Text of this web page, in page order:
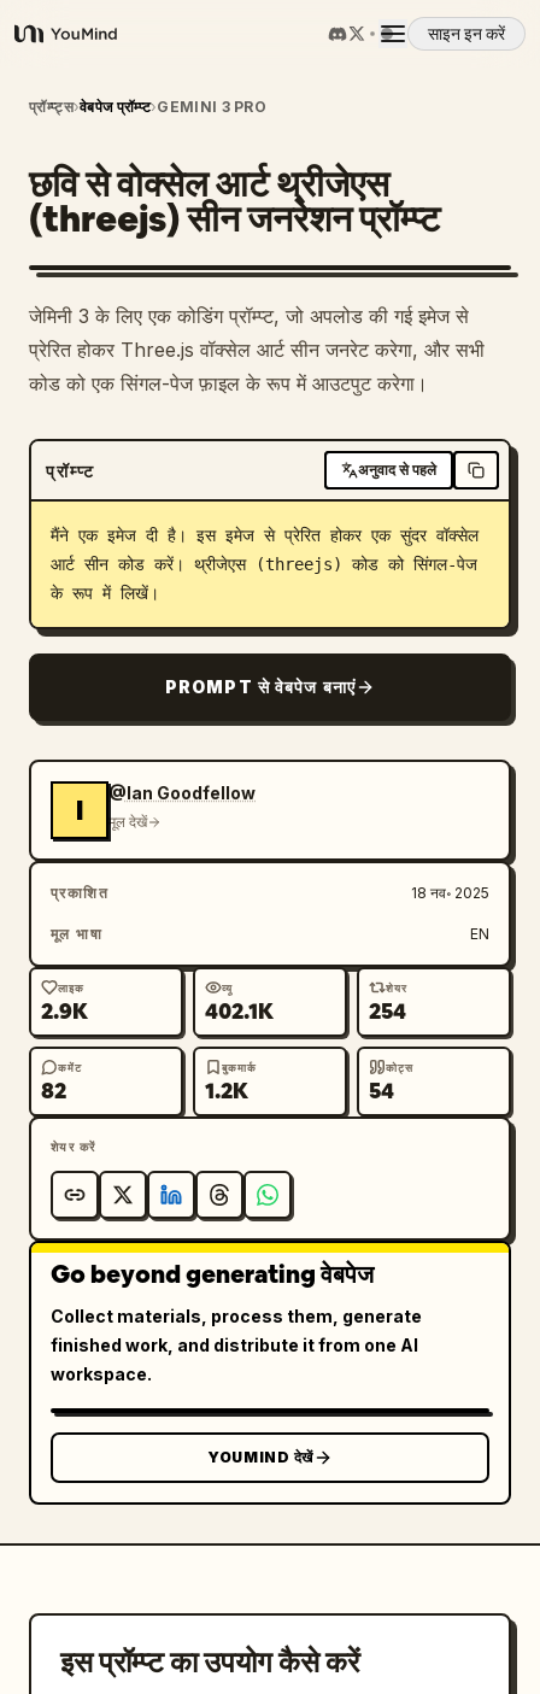
YouMind
साइन इन करें
अवलोकन
उपयोग के मामले
कौशल
प्रॉम्प्ट
डाउनलोड
ब्लॉग
अपडेट
प्रॉम्प्ट्स›वेबपेज प्रॉम्प्ट›GEMINI 3 PRO
छवि से वोक्सेल आर्ट थ्रीजेएस
(threejs) सीन जनरेशन प्रॉम्प्ट
जेमिनी 3 के लिए एक कोडिंग प्रॉम्प्ट, जो अपलोड की गई इमेज से
प्रेरित होकर Three.js वॉक्सेल आर्ट सीन जनरेट करेगा, और सभी
कोड को एक सिंगल-पेज फ़ाइल के रूप में आउटपुट करेगा।
प्रॉम्प्ट अनुवाद से पहले
मैंने एक इमेज दी है। इस इमेज से प्रेरित होकर एक सुंदर वॉक्सेल
आर्ट सीन कोड करें। थ्रीजेएस (threejs) कोड को सिंगल-पेज
के रूप में लिखें।
PROMPT से वेबपेज बनाएं
I
@Ian Goodfellow
मूल देखें
प्रकाशित 18 नव॰ 2025
मूल भाषा EN
लाइक
2.9K
व्यू
402.1K
शेयर
254
कमेंट
82
बुकमार्क
1.2K
कोट्स
54
शेयर करें
Go beyond generating वेबपेज
Collect materials, process them, generate
finished work, and distribute it from one AI
workspace.
YOUMIND देखें
इस प्रॉम्प्ट का उपयोग कैसे करें